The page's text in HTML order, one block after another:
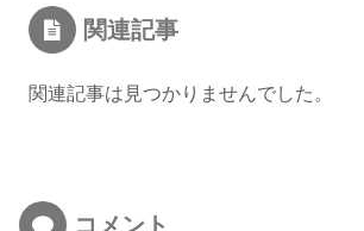
関連記事
関連記事は見つかりませんでした。
コメント